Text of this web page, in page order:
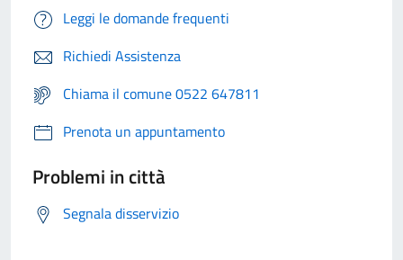
Leggi le domande frequenti
Richiedi Assistenza
Chiama il comune 0522 647811
Prenota un appuntamento
Problemi in città
Segnala disservizio